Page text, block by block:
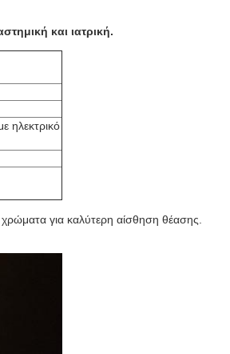
και ιατρική.
ηλεκτρικό
για καλύτερη αίσθηση θέασης.